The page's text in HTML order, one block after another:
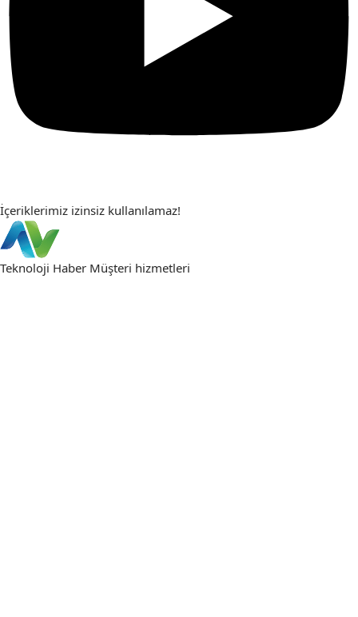
İçeriklerimiz izinsiz kullanılamaz!
Teknoloji Haber Müşteri hizmetleri